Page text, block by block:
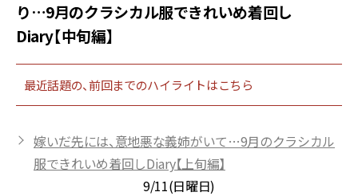
り…9月のクラシカル服できれいめ着回し
Diary【中旬編】
最近話題の、前回までのハイライトはこちら
嫁いだ先には、意地悪な義姉がいて…9月のクラシカル
服できれいめ着回しDiary【上旬編】
9/11(日曜日)